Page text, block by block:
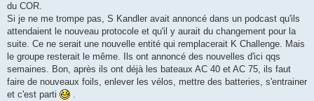
a
g
e
du COR.
Si je ne me trompe pas, S Kandler avait annoncé dans un podcast qu'ils
attendaient le nouveau protocole et qu'il y aurait du changement pour la
suite. Ce ne serait une nouvelle entité qui remplacerait K Challenge. Mais
le groupe resterait le même. Ils ont annoncé des nouvelles d'ici qqs
semaines. Bon, après ils ont déjà les bateaux AC 40 et AC 75, ils faut
faire de nouveaux foils, enlever les vélos, mettre des batteries, s'entrainer
et c'est parti
.